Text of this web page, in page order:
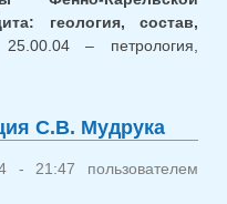
геология, состав,
25.00.04 – петрология,
С.В. Мудрука
- 21:47 пользователем